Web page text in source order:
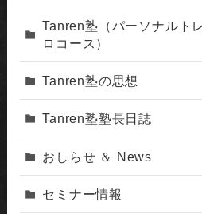
Tanren塾（パーソナルト
ロコース）
Tanren塾の思想
Tanren塾塾長日誌
おしらせ ＆ News
セミナー情報